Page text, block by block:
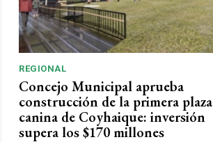
REGIONAL
Concejo Municipal aprueba
construcción de la primera plaza
canina de Coyhaique: inversión
supera los $170 millones